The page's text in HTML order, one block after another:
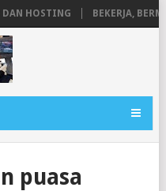
HOSTING BEKERJA,
puasa